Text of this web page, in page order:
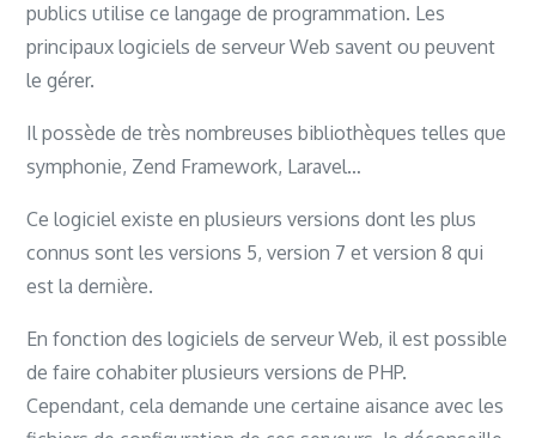
publics utilise ce langage de programmation. Les
principaux logiciels de serveur Web savent ou peuvent
le gérer.
Il possède de très nombreuses bibliothèques telles que
symphonie, Zend Framework, Laravel…
Ce logiciel existe en plusieurs versions dont les plus
connus sont les versions 5, version 7 et version 8 qui
est la dernière.
En fonction des logiciels de serveur Web, il est possible
de faire cohabiter plusieurs versions de PHP.
Cependant, cela demande une certaine aisance avec les